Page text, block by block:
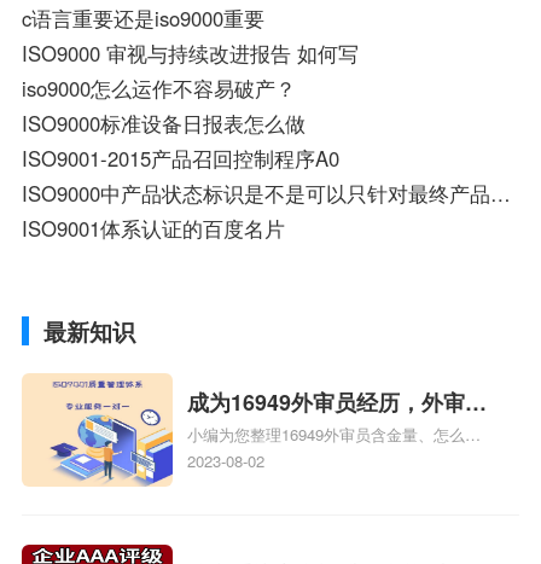
c语言重要还是iso9000重要
ISO9000 审视与持续改进报告 如何写
iso9000怎么运作不容易破产？
ISO9000标准设备日报表怎么做
ISO9001-2015产品召回控制程序A0
ISO9000中产品状态标识是不是可以只针对最终产品的状态?
ISO9001体系认证的百度名片
最新知识
成为16949外审员经历，外审员
16949
小编为您整理16949外审员含金量、怎么才
能成为注册的TS16949:2009的外审员、我
2023-08-02